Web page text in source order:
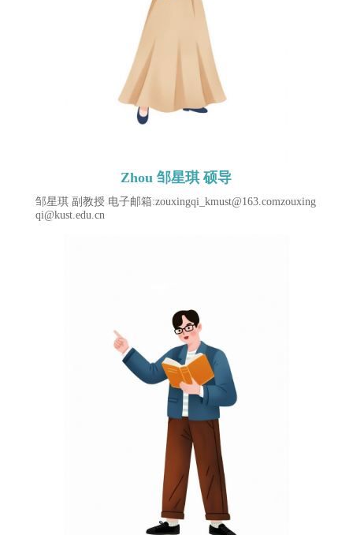
Zhou 邹星琪 硕导
邹星琪 副教授 电子邮箱:zouxingqi_kmust@163.comzouxing
qi@kust.edu.cn